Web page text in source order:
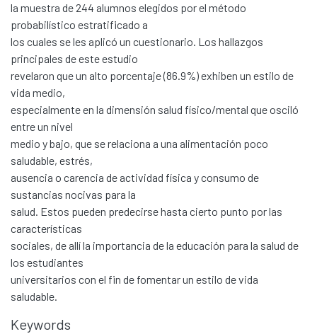
Communities & Collections
All of DSpace
la muestra de 244 alumnos elegidos por el método
probabilístico estratificado a
los cuales se les aplicó un cuestionario. Los hallazgos
principales de este estudio
revelaron que un alto porcentaje (86.9%) exhiben un estilo de
vida medio,
especialmente en la dimensión salud físico/mental que osciló
entre un nivel
medio y bajo, que se relaciona a una alimentación poco
saludable, estrés,
ausencia o carencia de actividad física y consumo de
sustancias nocivas para la
salud. Estos pueden predecirse hasta cierto punto por las
características
sociales, de allí la importancia de la educación para la salud de
los estudiantes
universitarios con el fin de fomentar un estilo de vida
saludable.
Keywords